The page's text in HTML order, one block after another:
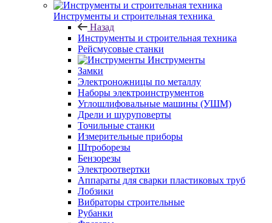
Инструменты и строительная техника
Назад
Инструменты и строительная техника
Рейсмусовые станки
Инструменты
Замки
Электроножницы по металлу
Наборы электроинструментов
Углошлифовальные машины (УШМ)
Дрели и шуруповерты
Точильные станки
Измерительные приборы
Штроборезы
Бензорезы
Электроотвертки
Аппараты для сварки пластиковых труб
Лобзики
Вибраторы строительные
Рубанки